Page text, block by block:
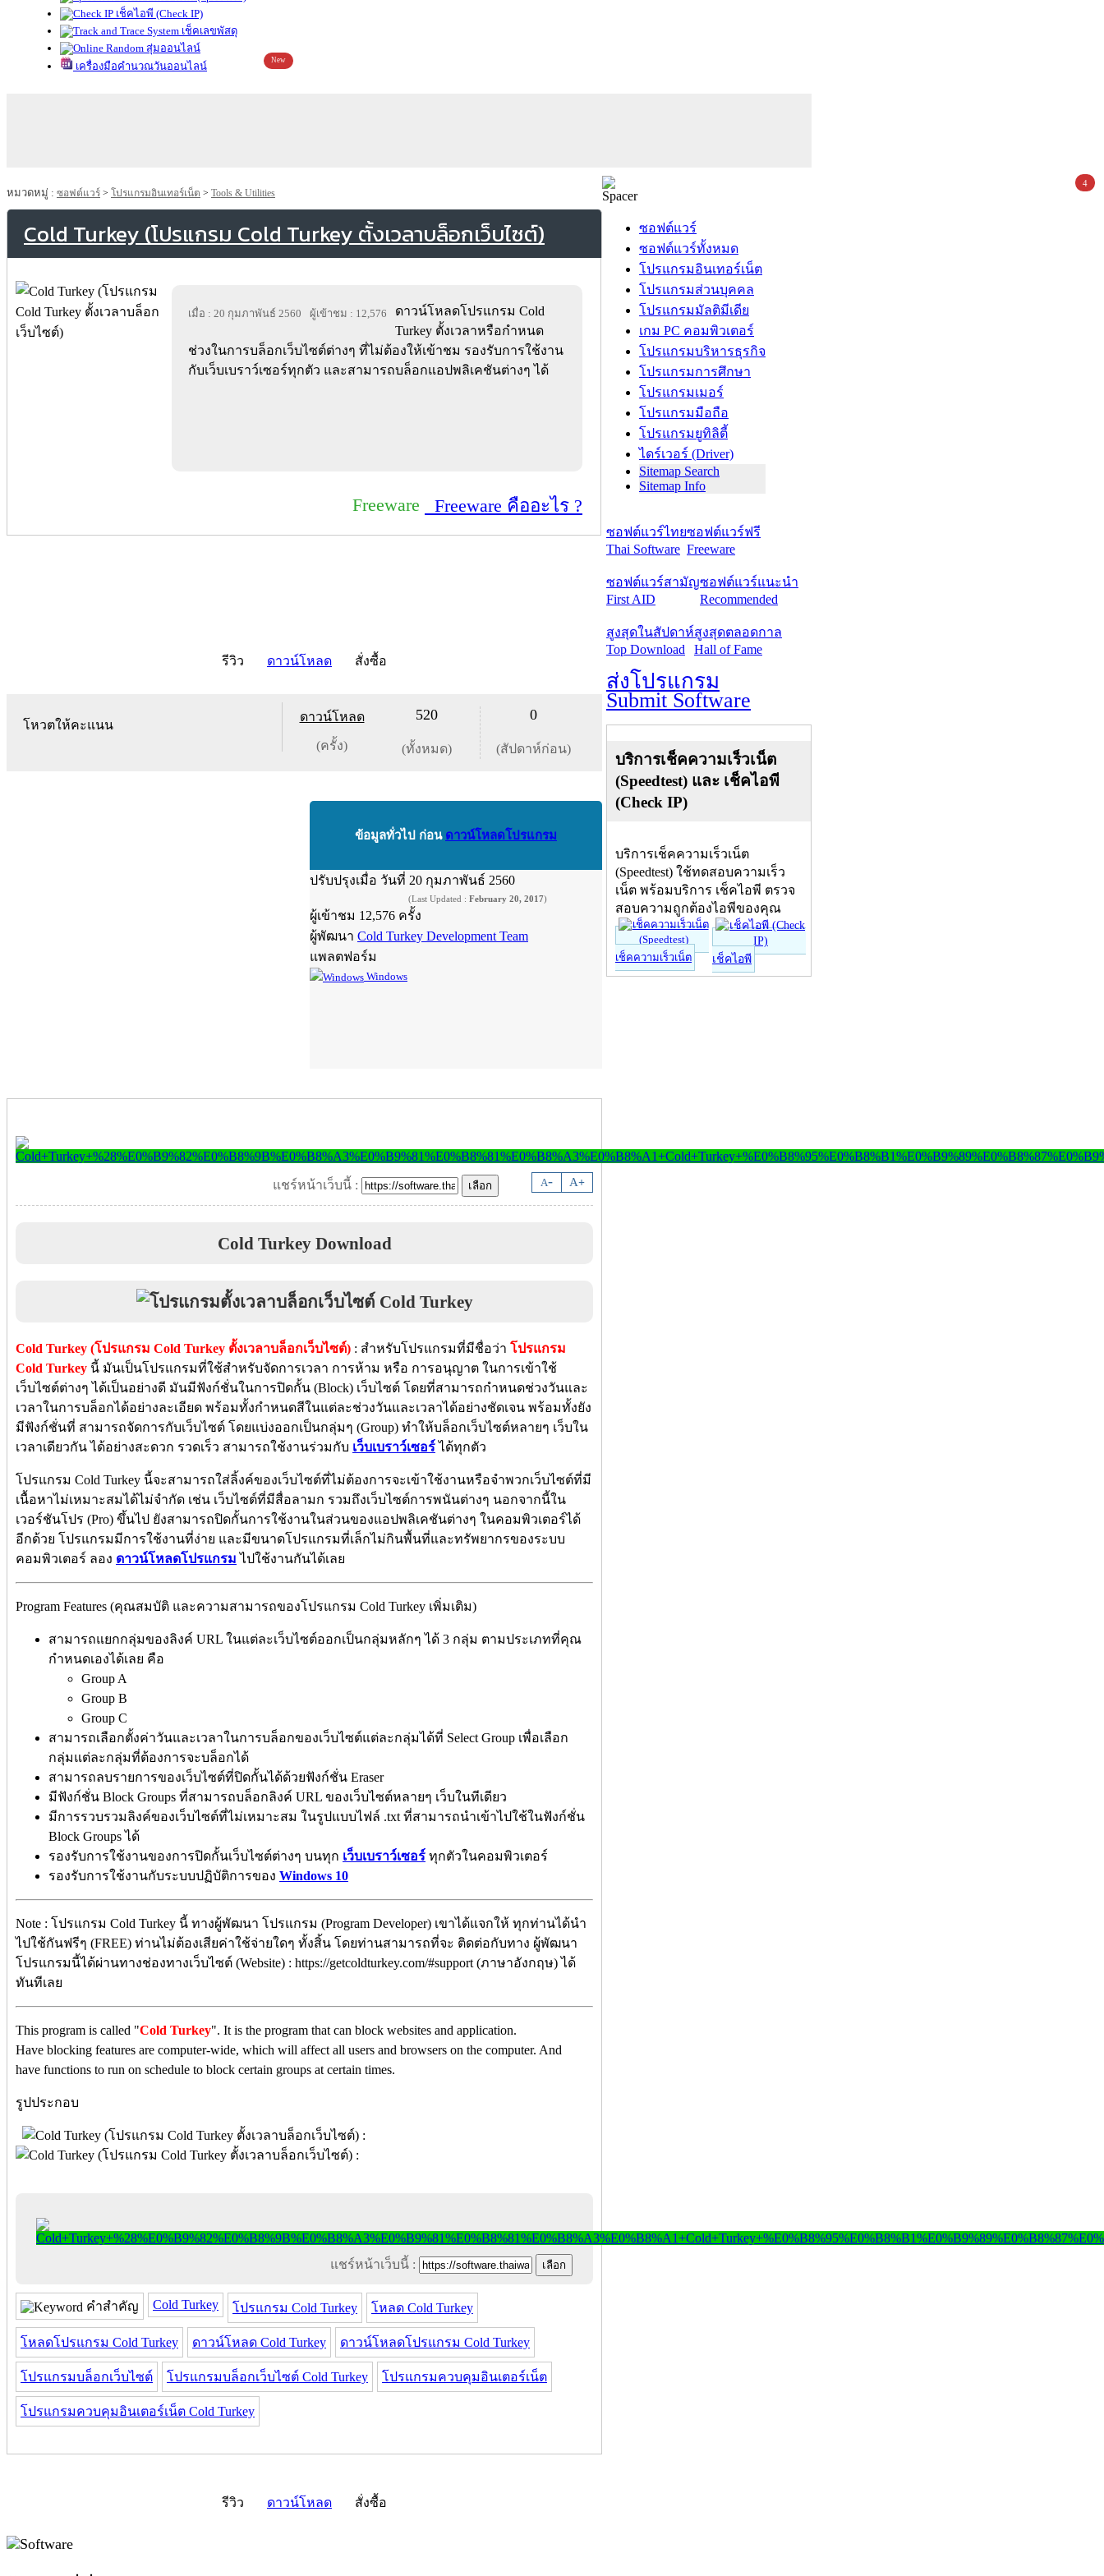
เช็คไอพี (Check IP)
เช็คเลขพัสดุ
สุ่มออนไลน์
เครื่องมือคำนวณวันออนไลน์
New
หมวดหมู่ : ซอฟต์แวร์ > โปรแกรมอินเทอร์เน็ต > Tools & Utilities
Cold Turkey (โปรแกรม Cold Turkey ตั้งเวลาบล็อกเว็บไซต์)
เมื่อ : 20 กุมภาพันธ์ 2560 ผู้เข้าชม : 12,576
ดาวน์โหลดโปรแกรม Cold
Turkey ตั้งเวลาหรือกำหนด
ช่วงในการบล็อกเว็บไซต์ต่างๆ ที่ไม่ต้องให้เข้าชม รองรับการใช้งาน
กับเว็บเบราว์เซอร์ทุกตัว และสามารถบล็อกแอปพลิเคชันต่างๆ ได้
Freeware Freeware คืออะไร ?
รีวิว ดาวน์โหลด สั่งซื้อ
โหวตให้คะแนน
ดาวน์โหลด
(ครั้ง)
520
(ทั้งหมด)
0
(สัปดาห์ก่อน)
ข้อมูลทั่วไป ก่อน ดาวน์โหลดโปรแกรม
ปรับปรุงเมื่อ วันที่ 20 กุมภาพันธ์ 2560
(Last Updated : February 20, 2017)
ผู้เข้าชม 12,576 ครั้ง
ผู้พัฒนา Cold Turkey Development Team
แพลตฟอร์ม
Windows
A- A+
แชร์หน้าเว็บนี้ :
Cold Turkey Download
Cold Turkey (โปรแกรม Cold Turkey ตั้งเวลาบล็อกเว็บไซต์) : สำหรับโปรแกรมที่มีชื่อว่า โปรแกรม
Cold Turkey นี้ มันเป็นโปรแกรมที่ใช้สำหรับจัดการเวลา การห้าม หรือ การอนุญาต ในการเข้าใช้
เว็บไซต์ต่างๆ ได้เป็นอย่างดี มันมีฟังก์ชั่นในการปิดกั้น (Block) เว็บไซต์ โดยที่สามารถกำหนดช่วงวันและ
เวลาในการบล็อกได้อย่างละเอียด พร้อมทั้งกำหนดสีในแต่ละช่วงวันและเวลาได้อย่างชัดเจน พร้อมทั้งยัง
มีฟังก์ชั่นที่ สามารถจัดการกับเว็บไซต์ โดยแบ่งออกเป็นกลุ่มๆ (Group) ทำให้บล็อกเว็บไซต์หลายๆ เว็บใน
เวลาเดียวกัน ได้อย่างสะดวก รวดเร็ว สามารถใช้งานร่วมกับ เว็บเบราว์เซอร์ได้ทุกตัว
โปรแกรม Cold Turkey นี้จะสามารถใส่ลิ้งค์ของเว็บไซต์ที่ไม่ต้องการจะเข้าใช้งานหรือจำพวกเว็บไซต์ที่มี
เนื้อหาไม่เหมาะสมได้ไม่จำกัด เช่น เว็บไซต์ที่มีสื่อลามก รวมถึงเว็บไซต์การพนันต่างๆ นอกจากนี้ใน
เวอร์ชันโปร (Pro) ขึ้นไป ยังสามารถปิดกั้นการใช้งานในส่วนของแอปพลิเคชันต่างๆ ในคอมพิวเตอร์ได้
อีกด้วย โปรแกรมมีการใช้งานที่ง่าย และมีขนาดโปรแกรมที่เล็กไม่กินพื้นที่และทรัพยากรของระบบ
คอมพิวเตอร์ ลอง ดาวน์โหลดโปรแกรม ไปใช้งานกันได้เลย
Program Features (คุณสมบัติ และความสามารถของโปรแกรม Cold Turkey เพิ่มเติม)
สามารถแยกกลุ่มของลิงค์ URL ในแต่ละเว็บไซต์ออกเป็นกลุ่มหลักๆ ได้ 3 กลุ่ม ตามประเภทที่คุณ
กำหนดเองได้เลย คือ
Group A
Group B
Group C
สามารถเลือกตั้งค่าวันและเวลาในการบล็อกของเว็บไซต์แต่ละกลุ่มได้ที่ Select Group เพื่อเลือก
กลุ่มแต่ละกลุ่มที่ต้องการจะบล็อกได้
สามารถลบรายการของเว็บไซต์ที่ปิดกั้นได้ด้วยฟังก์ชั่น Eraser
มีฟังก์ชั่น Block Groups ที่สามารถบล็อกลิงค์ URL ของเว็บไซต์หลายๆ เว็บในทีเดียว
มีการรวบรวมลิงค์ของเว็บไซต์ที่ไม่เหมาะสม ในรูปแบบไฟล์ .txt ที่สามารถนำเข้าไปใช้ในฟังก์ชั่น
Block Groups ได้
รองรับการใช้งานของการปิดกั้นเว็บไซต์ต่างๆ บนทุก เว็บเบราว์เซอร์ ทุกตัวในคอมพิวเตอร์
รองรับการใช้งานกับระบบปฏิบัติการของ Windows 10
Note : โปรแกรม Cold Turkey นี้ ทางผู้พัฒนา โปรแกรม (Program Developer) เขาได้แจกให้ ทุกท่านได้นำ
ไปใช้กันฟรีๆ (FREE) ท่านไม่ต้องเสียค่าใช้จ่ายใดๆ ทั้งสิ้น โดยท่านสามารถที่จะ ติดต่อกับทาง ผู้พัฒนา
โปรแกรมนี้ได้ผ่านทางช่องทางเว็บไซต์ (Website) : https://getcoldturkey.com/#support (ภาษาอังกฤษ) ได้
ทันทีเลย
This program is called "Cold Turkey". It is the program that can block websites and application.
Have blocking features are computer-wide, which will affect all users and browsers on the computer. And
have functions to run on schedule to block certain groups at certain times.
รูปประกอบ
แชร์หน้าเว็บนี้ :
คำสำคัญ Cold Turkey โปรแกรม Cold Turkey โหลด Cold Turkey
โหลดโปรแกรม Cold Turkey ดาวน์โหลด Cold Turkey ดาวน์โหลดโปรแกรม Cold Turkey
โปรแกรมบล็อกเว็บไซต์ โปรแกรมบล็อกเว็บไซต์ Cold Turkey โปรแกรมควบคุมอินเตอร์เน็ต
โปรแกรมควบคุมอินเตอร์เน็ต Cold Turkey
รีวิว ดาวน์โหลด สั่งซื้อ
ซอฟต์แวร์
ซอฟต์แวร์ทั้งหมด
โปรแกรมอินเทอร์เน็ต
โปรแกรมส่วนบุคคล
โปรแกรมมัลติมีเดีย
เกม PC คอมพิวเตอร์
โปรแกรมบริหารธุรกิจ
โปรแกรมการศึกษา
โปรแกรมเมอร์
โปรแกรมมือถือ
โปรแกรมยูทิลิตี้
ไดร์เวอร์ (Driver)
Sitemap Search
Sitemap Info
ซอฟต์แวร์ไทย
Thai Software
ซอฟต์แวร์ฟรี
Freeware
ซอฟต์แวร์สามัญ
First AID
ซอฟต์แวร์แนะนำ
Recommended
สูงสุดในสัปดาห์
Top Download
สูงสุดตลอดกาล
Hall of Fame
ส่งโปรแกรม
Submit Software
บริการเช็คความเร็วเน็ต
(Speedtest) และ เช็คไอพี
(Check IP)
บริการเช็คความเร็วเน็ต
(Speedtest) ใช้ทดสอบความเร็ว
เน็ต พร้อมบริการ เช็คไอพี ตรวจ
สอบความถูกต้องไอพีของคุณ
เช็คความเร็วเน็ต เช็คไอพี
4